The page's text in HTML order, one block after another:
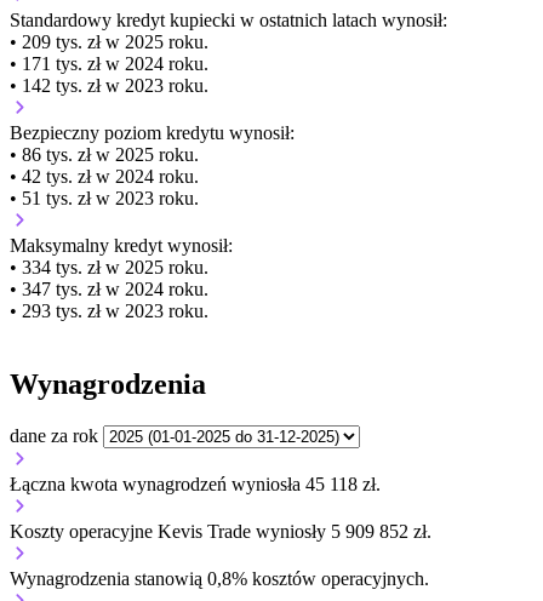
Standardowy kredyt kupiecki w ostatnich latach wynosił:
• 209 tys. zł w 2025 roku.
• 171 tys. zł w 2024 roku.
• 142 tys. zł w 2023 roku.
Bezpieczny poziom kredytu wynosił:
• 86 tys. zł w 2025 roku.
• 42 tys. zł w 2024 roku.
• 51 tys. zł w 2023 roku.
Maksymalny kredyt wynosił:
• 334 tys. zł w 2025 roku.
• 347 tys. zł w 2024 roku.
• 293 tys. zł w 2023 roku.
Wynagrodzenia
dane za rok
Łączna kwota wynagrodzeń wyniosła 45 118 zł.
Koszty operacyjne Kevis Trade wyniosły 5 909 852 zł.
Wynagrodzenia stanowią 0,8% kosztów operacyjnych.